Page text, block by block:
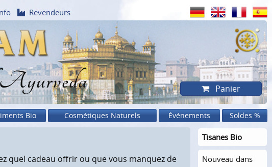
Revendeurs
Panier
Bio Cosmétiques Naturels Événements Soldes %
quel cadeau offrir ou que vous manquez de
Tisanes Bio
Nouveau dans